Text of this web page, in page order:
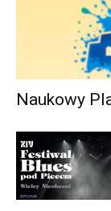
Naukowy